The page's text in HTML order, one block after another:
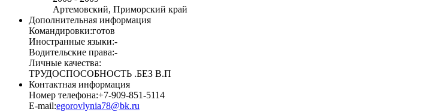
Артемовский, Приморский край
Дополнительная информация
Командировки:готов
Иностранные языки:-
Водительские права:-
Личные качества:
ТРУДОСПОСОБНОСТЬ .БЕЗ В.П
Контактная информация
Номер телефона:+7-909-851-5114
E-mail:egorovlynia78@bk.ru